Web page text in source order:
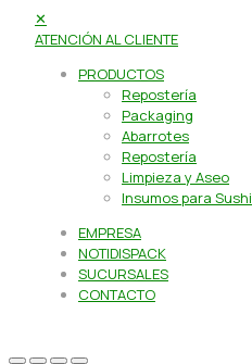
✕
ATENCIÓN AL CLIENTE
PRODUCTOS
Repostería
Packaging
Abarrotes
Repostería
Limpieza y Aseo
Insumos para Sushi
EMPRESA
NOTIDISPACK
SUCURSALES
CONTACTO